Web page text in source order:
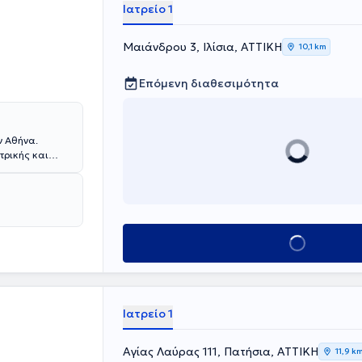
Αθήνα.
και
του
της
release
Υγείας.
στα
Ιατρείο 1
Μαιάνδρου 3, Ιλίσια, ΑΤΤΙΚΗ 10,1 km
Επόμενη διαθεσιμότητα
Κλείσε ραντεβού
Ιατρείο 1
Αγίας Λαύρας 111, Πατήσια, ΑΤΤΙΚΗ 11,9